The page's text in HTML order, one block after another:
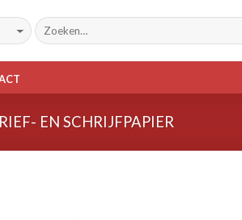
EN SCHRIJFPAPIER